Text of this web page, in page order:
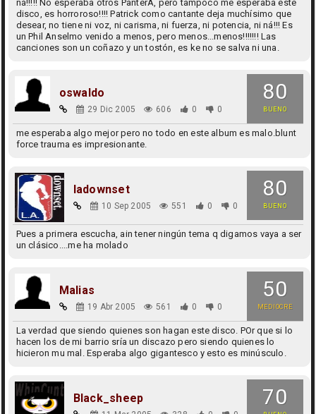
ná!!!!! No esperaba otros PanterA, pero tampoco me esperaba este
disco, es horroroso!!!! Patrick como cantante deja muchísimo que
desear, no tiene ni voz, ni carisma, ni fuerza, ni potencia, ni ná!!! Es
un Phil Anselmo venido a menos, pero menos...menos!!!!!!! Las
canciones son un coñazo y un tostón, es ke no se salva ni una.
80
BUENO
oswaldo
29 Dic 2005 606 0 0
me esperaba algo mejor pero no todo en este album es malo.blunt
force trauma es impresionante.
80
BUENO
ladownset
10 Sep 2005 551 0 0
Pues a primera escucha, ain tener ningún tema q digamos vaya a ser
un clásico....me ha molado
50
MEDIOCRE
Malias
19 Abr 2005 561 0 0
La verdad que siendo quienes son hagan este disco. POr que si lo
hacen los de mi barrio sría un discazo pero siendo quienes lo
hicieron mu mal. Esperaba algo gigantesco y esto es minúsculo.
70
Black_sheep